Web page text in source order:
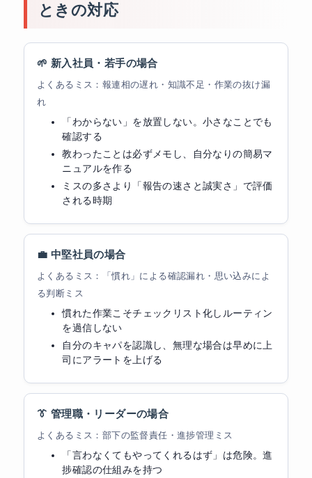
ときの対応
🌱 新入社員・若手の場合
よくあるミス：報連相の遅れ・知識不足・作業の抜け漏
れ
「わからない」を放置しない。小さなことでも
確認する
教わったことは必ずメモし、自分なりの簡易マ
ニュアルを作る
ミスの多さより「報告の速さと誠実さ」で評価
される時期
💼 中堅社員の場合
よくあるミス：「慣れ」による確認漏れ・思い込みによ
る判断ミス
慣れた作業こそチェックリスト化しルーティン
を過信しない
自分のキャパを認識し、無理な場合は早めに上
司にアラートを上げる
👔 管理職・リーダーの場合
よくあるミス：部下の監督責任・進捗管理ミス
「言わなくてもやってくれるはず」は危険。進
捗確認の仕組みを持つ